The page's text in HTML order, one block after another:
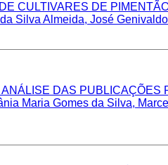
CULTIVARES DE
Silva Almeida, José
DAS
Maria Gomes da Silva,